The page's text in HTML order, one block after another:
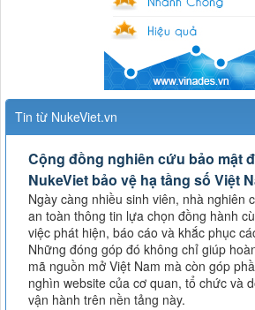
Tin từ NukeViet.vn
Cộng đồng nghiên cứu bảo mật
NukeViet bảo vệ hạ tầng số Việt
Ngày càng nhiều sinh viên, nhà nghiên
an toàn thông tin lựa chọn đồng hành
việc phát hiện, báo cáo và khắc phục
Những đóng góp đó không chỉ giúp
mã nguồn mở Việt Nam mà còn góp
nghìn website của cơ quan, tổ chức và
vận hành trên nền tảng này.